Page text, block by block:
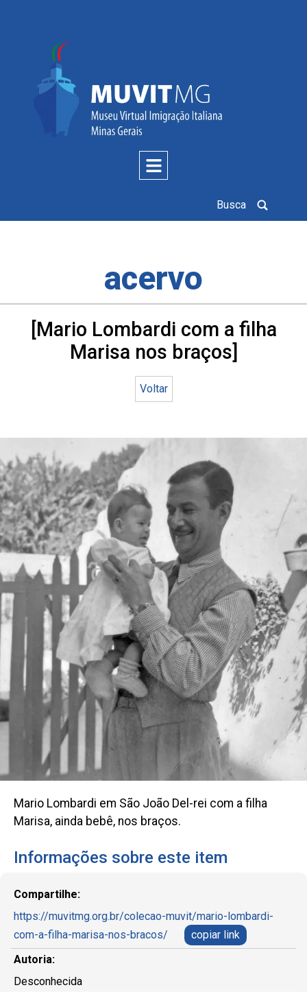
Busca
acervo
[Mario Lombardi com a filha
Marisa nos braços]
Voltar
Mario Lombardi em São João Del-rei com a filha
Marisa, ainda bebê, nos braços.
Informações sobre este item
Compartilhe:
https://muvitmg.org.br/colecao-muvit/mario-lombardi-
com-a-filha-marisa-nos-bracos/
copiar link
Autoria:
Desconhecida